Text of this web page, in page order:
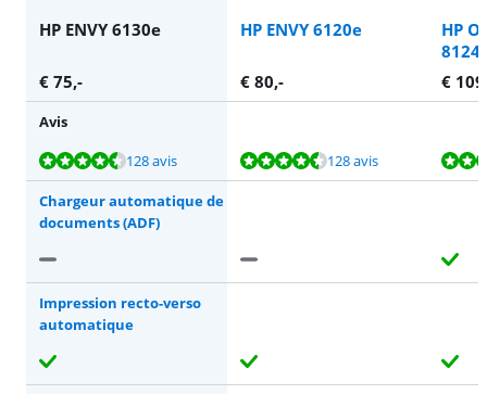
HP ENVY 6130e HP ENVY 6120e
HP
€ 75,- € 80,- € 109
Avis
La note est de 8,9 sur 10, basée sur 128 avis.
128 avis
La note est de 8,9 sur 10, basée sur 128 avis. 128 avis
La note est de 7,2 sur 10, basée sur 16 avis.
La note est de 8,9 sur 10, basée sur 63 avis.
La note est de 8,0 sur 10, basée sur 13 avis.
Chargeur automatique de
documents (ADF)
Impression recto-verso
automatique